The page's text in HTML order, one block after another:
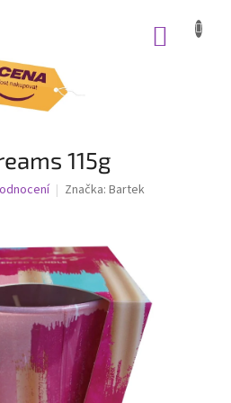
115g
Značka: Bartek